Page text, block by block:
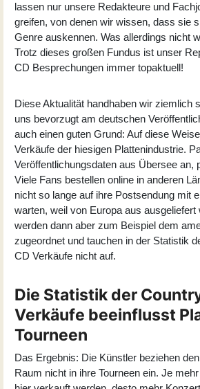
lassen nur unsere Redakteure und
greifen, von denen wir wissen, dass sie
Genre auskennen. Was allerdings nicht
Trotz dieses großen Fundus ist unser
CD Besprechungen immer topaktuell!
Diese Aktualität handhaben wir ziemlich
uns bevorzugt am deutschen
auch einen guten Grund: Auf diese
Verkäufe der hiesigen Plattenindustrie.
Veröffentlichungsdaten aus Übersee an,
Viele Fans bestellen online in anderen
nicht so lange auf ihre Postsendung mit
warten, weil von Europa aus ausgeliefert
werden dann aber zum Beispiel dem
zugeordnet und tauchen in der Statistik
CD Verkäufe nicht auf.
Die Statistik der
Verkäufe beeinflusst
Tourneen
Das Ergebnis: Die Künstler beziehen
Raum nicht in ihre Tourneen ein. Je